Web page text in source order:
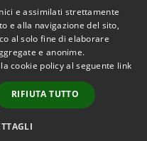
Copyright © 2026 • Comune di
Abbateggio • Powered by
Municipium•
Accesso
redazione
e assimilati strettamente
e alla navigazione del sito,
al solo fine di elaborare
e anonime.
cookie policy al seguente link
RIFIUTA TUTTO